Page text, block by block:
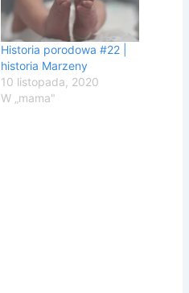
Historia porodowa #22 |
historia Marzeny
10 listopada, 2020
W „mama"